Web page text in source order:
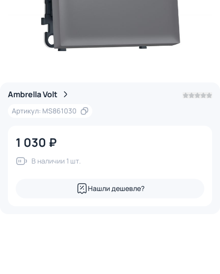
Ambrella Volt
Артикул: MS861030
1 030 ₽
В наличии 1 шт.
Нашли дешевле?